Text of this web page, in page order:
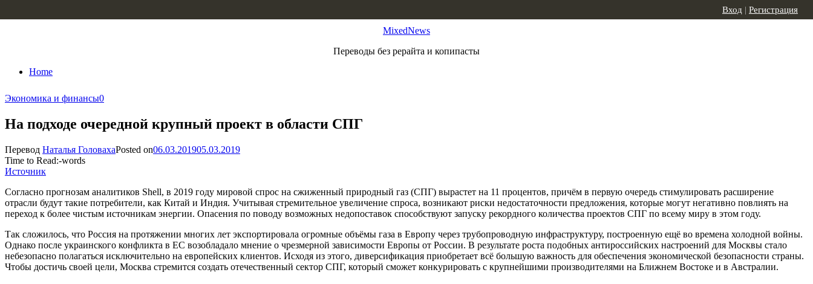
MixedNews
Переводы без рерайта и копипасты
Home
Вход | Регистрация
Экономика и финансы0
На подходе очередной крупный проект в области СПГ
Перевод Наталья ГоловахаPosted on06.03.201905.03.2019
Time to Read:-words
Источник
Согласно прогнозам аналитиков Shell, в 2019 году мировой спрос на сжиженный природный газ (СПГ) вырастет на 11 процентов, причём в первую очередь стимулировать расширение
отрасли будут такие потребители, как Китай и Индия. Учитывая стремительное увеличение спроса, возникают риски недостаточности предложения, которые могут негативно повлиять на
переход к более чистым источникам энергии. Опасения по поводу возможных недопоставок способствуют запуску рекордного количества проектов СПГ по всему миру в этом году.
Так сложилось, что Россия на протяжении многих лет экспортировала огромные объёмы газа в Европу через трубопроводную инфраструктуру, построенную ещё во времена холодной войны.
Однако после украинского конфликта в ЕС возобладало мнение о чрезмерной зависимости Европы от России. В результате роста подобных антироссийских настроений для Москвы стало
небезопасно полагаться исключительно на европейских клиентов. Исходя из этого, диверсификация приобретает всё большую важность для обеспечения экономической безопасности страны.
Чтобы достичь своей цели, Москва стремится создать отечественный сектор СПГ, который сможет конкурировать с крупнейшими производителями на Ближнем Востоке и в Австралии.